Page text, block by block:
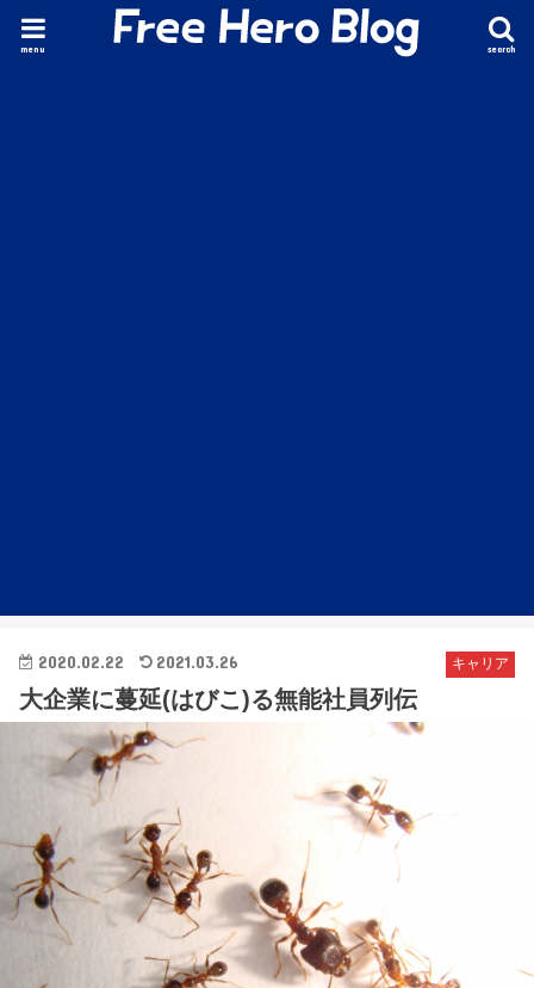
search
menu
キャリア
2020.02.22 2021.03.26
大企業に蔓延(はびこ)る無能社員列伝